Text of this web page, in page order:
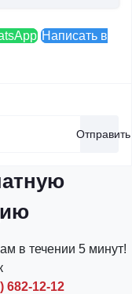
Написать в
Отправить
в течении 5 минут!
682-12-12